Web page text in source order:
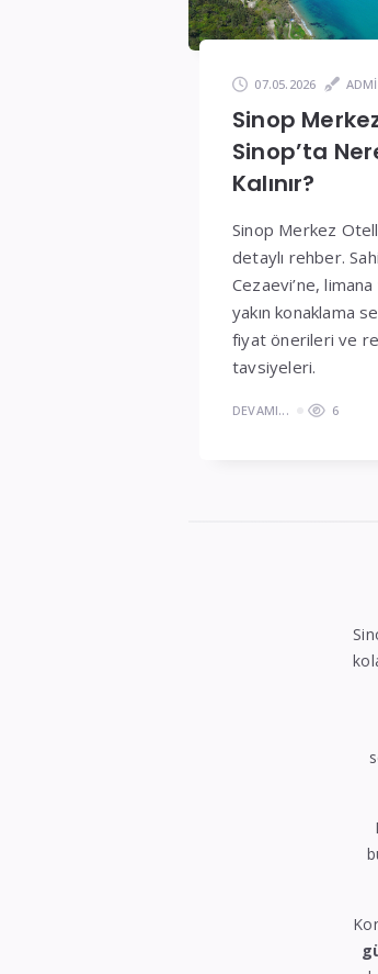
Fiyatlar
07.05.2026
Sinop
Sinop’ta
Kalınır?
Sinop Merkez
detaylı rehber.
Cezaevi’ne, limana
yakın konaklama
fiyat önerileri ve
tavsiyeleri.
DEVAMI... 6